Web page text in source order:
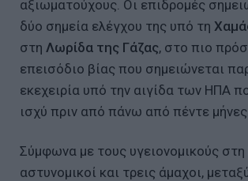
αξιωματούχους. Οι επιδρομές
δύο σημεία ελέγχου της υπό τη
στη Λωρίδα της Γάζας, στο πιο
επεισόδιο βίας που σημειώνεται
εκεχειρία υπό την αιγίδα των ΗΠΑ
ισχύ πριν από πάνω από πέντε μήνες.
Σύμφωνα με τους υγειονομικούς στη
αστυνομικοί και τρεις άμαχοι,